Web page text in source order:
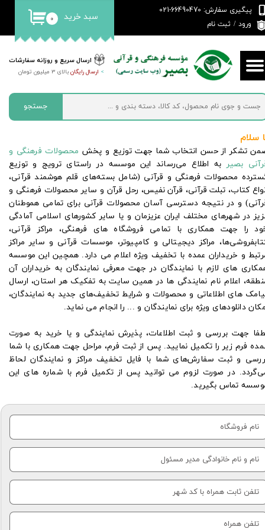
ارسال سریع و روزانه سفارشات
> ارسال رایگانبالای 3 میلیون تومان
پیگیری سفارش: 66490470-021
ورود / ثبت نام
حساب کاربری من
تغییر گذر واژه
سفارشات
خروج از حساب کاربری
۰ سبد خرید
جستجو
سلام
تشکر از حسن انتخاب شما جهت توزیع و پخش محصولات فرهنگی و
بصیر به اطلاع می‌رساند این موسسه در راستای ترویج و توزیع
محصولات فرهنگی و قرآنی (شامل بسته‌های قلم هوشمند قرآنی،
کتاب، تبلت قرآنی، قرآن نفیس، رحل قرآن و سایر محصولات فرهنگی و
و در نتیجه دسترسی آسان محصولات قرآنی برای تمامی هموطنان
در شهرهای مختلف ایران عزیزمان و یا سایر کشورهای اسلامی آمادگی
را جهت همکاری با تمامی فروشگاه های فرهنگی، مراکز قرآنی،
مراکز دیجیتالی و کامپیوتر، موسسات قرآنی و سایر مراکز
و خریداران عمده با تخفیف ویژه اعلام می دارد. همچین این موسسه
های لازم با نمایندگان در جهت معرفی نمایندگان به خریداران آن
اعلام نام نمایندگی ها در همین سایت به تفکیک هر استان، ارسال
های اطلاعاتی و محصولات و شرایط تخفیف‌های جدید به نمایندگان،
دانلود‌های ویژه برای نمایندگان و ... را ​​​​​​​انجام می نماید.
جهت بررسی و ثبت اطلاعات، پذیرش نمایندگی و یا خرید به صورت
فرم زیر را تکمیل نمایید. پس از ثبت فرم، مراحل جهت همکاری با شما
و ثبت سفارش‌های شما با فایل تخفیف مراکز و نمایندگان لحاظ
در صورت لزوم می توانید پس از تکمیل فرم با شماره های این
تماس بگیرید.
های قلم قرآنی: قلم قرآنی بصیر - قلم هوشمند - قلم قرانی - قلم قرآن خوان - قلم گویا - قلم سخنگو - قلم قاری بصیر -
قرانی​​​​​​​ - درخواست نمایندگی قلم قرآنی